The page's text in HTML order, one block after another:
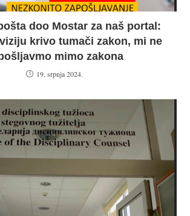
doo Mostar za naš portal:
krivo tumači zakon, mi ne
mimo zakona
19. srpnja 2024.